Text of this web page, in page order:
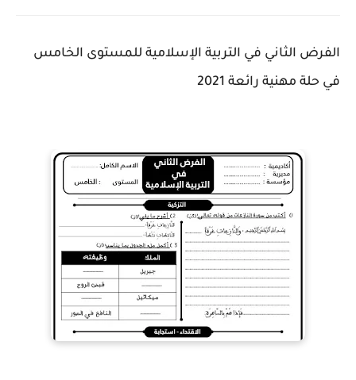
الفرض الثاني في التربية الإسلامية للمستوى الخامس
في حلة مهنية رائعة 2021